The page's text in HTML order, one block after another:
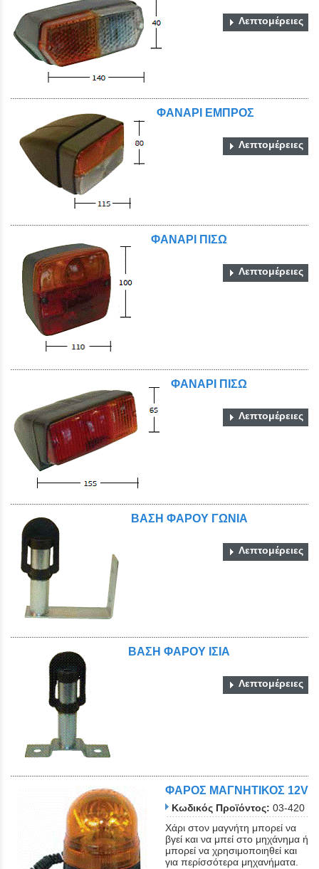
Λεπτομέρειες
ΦΑΝΑΡΙ ΕΜΠΡΟΣ
Λεπτομέρειες
ΦΑΝΑΡΙ ΠΙΣΩ
Λεπτομέρειες
ΦΑΝΑΡΙ ΠΙΣΩ
Λεπτομέρειες
ΒΑΣΗ ΦΑΡΟΥ ΓΩΝΙΑ
Λεπτομέρειες
ΒΑΣΗ ΦΑΡΟΥ ΙΣΙΑ
Λεπτομέρειες
ΦΑΡΟΣ ΜΑΓΝΗΤΙΚΟΣ 12V
Κωδικός Προϊόντος: 03-420
Χάρι στον μαγνήτη μπορεί να
βγεί και να μπεί στο μηχάνημα ή
μπορεί να χρησιμοποιηθεί και
για περίσσότερα μηχανήματα.